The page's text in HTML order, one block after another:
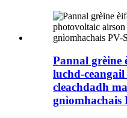
Pannal grèine
luchd-
cleachdadh
gnìomhachais